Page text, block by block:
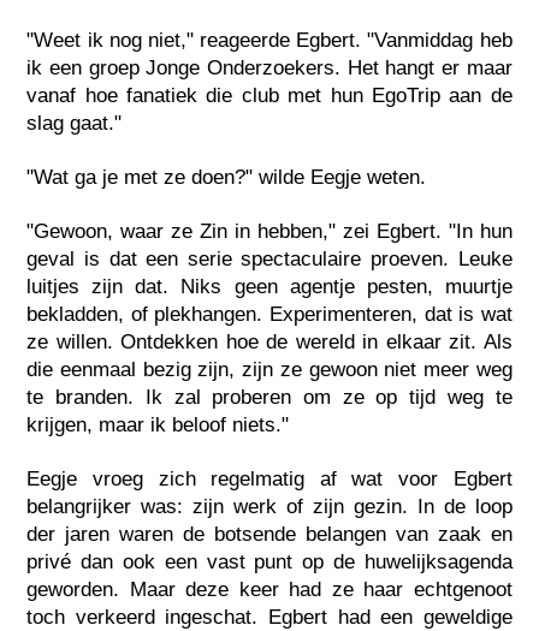
"Weet ik nog niet," reageerde Egbert. "Vanmiddag heb
ik een groep Jonge Onderzoekers. Het hangt er maar
vanaf hoe fanatiek die club met hun EgoTrip aan de
slag gaat."
"Wat ga je met ze doen?" wilde Eegje weten.
"Gewoon, waar ze Zin in hebben," zei Egbert. "In hun
geval is dat een serie spectaculaire proeven. Leuke
luitjes zijn dat. Niks geen agentje pesten, muurtje
bekladden, of plekhangen. Experimenteren, dat is wat
ze willen. Ontdekken hoe de wereld in elkaar zit. Als
die eenmaal bezig zijn, zijn ze gewoon niet meer weg
te branden. Ik zal proberen om ze op tijd weg te
krijgen, maar ik beloof niets."
Eegje vroeg zich regelmatig af wat voor Egbert
belangrijker was: zijn werk of zijn gezin. In de loop
der jaren waren de botsende belangen van zaak en
privé dan ook een vast punt op de huwelijksagenda
geworden. Maar deze keer had ze haar echtgenoot
toch verkeerd ingeschat. Egbert had een geweldige